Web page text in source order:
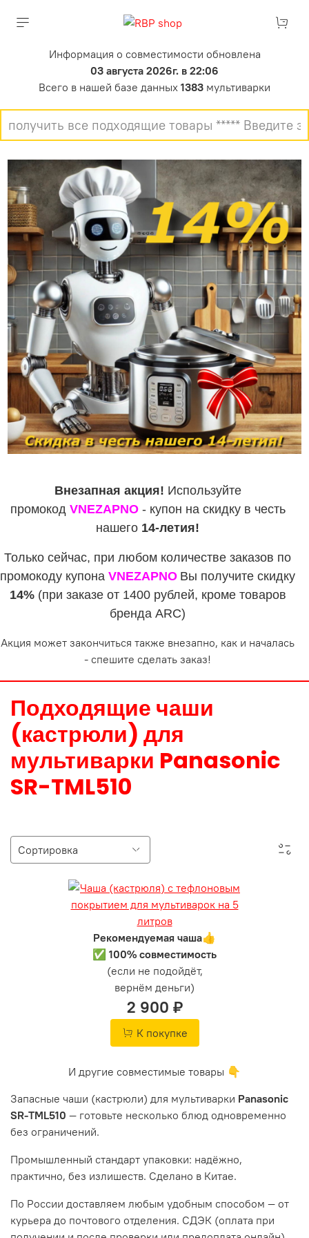
Информация о совместимости обновлена
03 августа 2026г. в 22:06
Всего в нашей базе данных 1383 мультиварки
Внезапная акция! Используйте
промокод VNEZAPNO- купон на скидку в честь
нашего 14-летия!
Только сейчас, при любом количестве заказов по
промокоду купона VNEZAPNO Вы получите скидку
14%(при заказе от 1400 рублей, кроме товаров
бренда ARC)
Акция может закончиться также внезапно, как и началась
- спешите сделать заказ!
Подходящие чаши
(кастрюли) для
мультиварки Panasonic
SR-TML510
Рекомендуемая чаша👍
✅ 100% совместимость
(если не подойдёт,
вернём деньги)
2 900 ₽
К покупке
И другие совместимые товары 👇
Запасные чаши (кастрюли) для мультиварки Panasonic
SR-TML510 — готовьте несколько блюд одновременно
без ограничений.
Промышленный стандарт упаковки: надёжно,
практично, без излишеств. Сделано в Китае.
По России доставляем любым удобным способом — от
курьера до почтового отделения. СДЭК (оплата при